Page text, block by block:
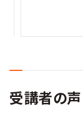
受講者の声